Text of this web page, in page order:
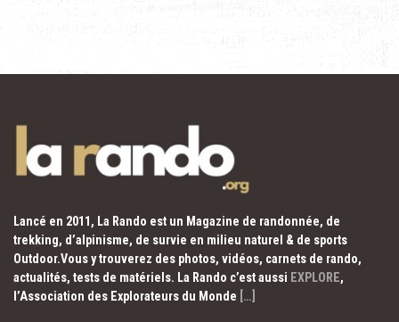
Lancé en 2011, La Rando est un Magazine de randonnée, de
trekking, d’alpinisme, de survie en milieu naturel & de sports
Outdoor.Vous y trouverez des photos, vidéos, carnets de rando,
actualités, tests de matériels. La Rando c’est aussi EXPLORE,
l’Association des Explorateurs du Monde […]